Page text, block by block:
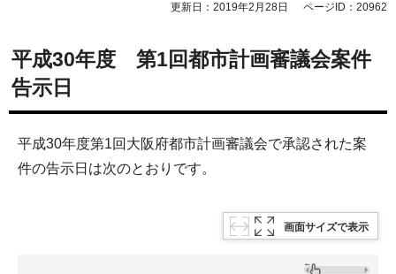
更新日：2019年2月28日 ページID：20962
平成30年度 第1回都市計画審議会案件
告示日
平成30年度第1回大阪府都市計画審議会で承認された案
件の告示日は次のとおりです。
画面サイズで表示